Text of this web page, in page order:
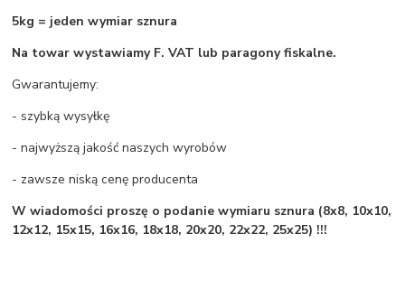
5kg = jeden wymiar sznura
Na towar wystawiamy F. VAT lub paragony fiskalne.
Gwarantujemy:
- szybką wysyłkę
- najwyższą jakość naszych wyrobów
- zawsze niską cenę producenta
W wiadomości proszę o podanie wymiaru sznura (8x8, 10x10,
12x12, 15x15, 16x16, 18x18, 20x20, 22x22, 25x25) !!!